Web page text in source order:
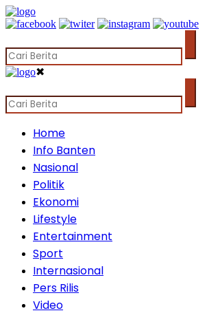
✖
Home
Info Banten
Nasional
Politik
Ekonomi
Lifestyle
Entertainment
Sport
Internasional
Pers Rilis
Video